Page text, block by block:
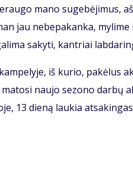
mano sugebėjimus,
jau nebepakanka,
sakyti, kantriai
iš kurio, pakėlus
naujo sezono darbų
13 dieną laukia